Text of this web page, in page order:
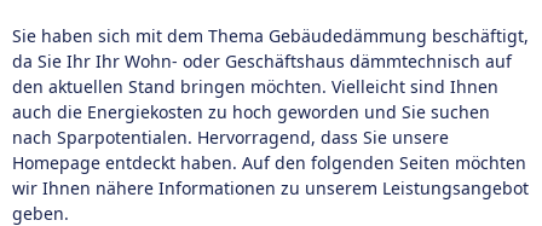
Sie haben sich mit dem Thema Gebäudedämmung beschäftigt,
da Sie Ihr Ihr Wohn- oder Geschäftshaus dämmtechnisch auf
den aktuellen Stand bringen möchten. Vielleicht sind Ihnen
auch die Energiekosten zu hoch geworden und Sie suchen
nach Sparpotentialen. Hervorragend, dass Sie unsere
Homepage entdeckt haben. Auf den folgenden Seiten möchten
wir Ihnen nähere Informationen zu unserem Leistungsangebot
geben.